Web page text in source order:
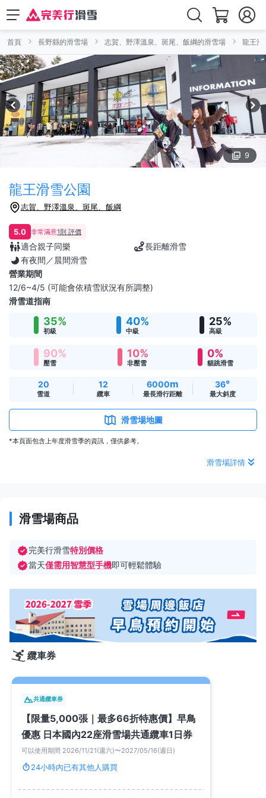
首頁 長野縣的滑雪場 志賀、野澤溫泉、斑尾、飯綱的滑雪場 龍王滑
9
龍王滑雪公園
志賀、野澤溫泉、斑尾、飯綱
5.0 非常滿意1則 評價
適合親子同樂
長距離滑雪
有夜間／晨間滑雪
營業期間
12/6~4/5 (可能會依積雪狀況有所調整)
滑雪道指南
35%
初級
40%
中級
25%
高級
90%
壓雪
10%
非壓雪
0%
貓跳滑雪
20
雪道
12
纜車
6000m
最長滑行距離
36°
最大斜度
滑雪場地圖
*本頁面包含上年度滑雪季的資訊，僅供參考。
滑雪場詳情
滑雪場商品
完美行滑雪特別價格
當天僅需用智慧型手機即可輕鬆體驗
纜車券
共通纜車券
【限量5,000張｜最多66折特惠價】早鳥
優惠 日本國內22座滑雪場共通纜車1日券
可以使用期間 2026/11/21(週六)〜2027/05/16(週日)
24小時內已有其他人購買